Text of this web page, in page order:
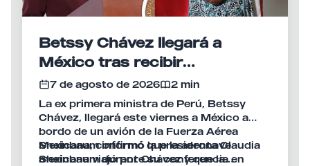
Betssy Chávez llegará a
México tras recibir
salvoconducto y asilo político
7 de agosto de 2026
2 min
La ex primera ministra de Perú, Betssy
Chávez, llegará este viernes a México a
bordo de un avión de la Fuerza Aérea
Mexicana, confirmó la presidenta Claudia
Sheinbaum durante su conferencia en
Sheinbaum informó que la aeronave
mexicana viajó por Chávez y que la